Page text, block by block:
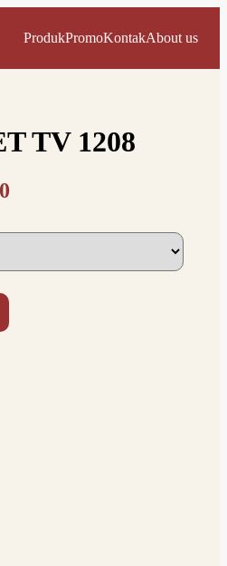
ProdukPromoKontakAbout us
TV 1208